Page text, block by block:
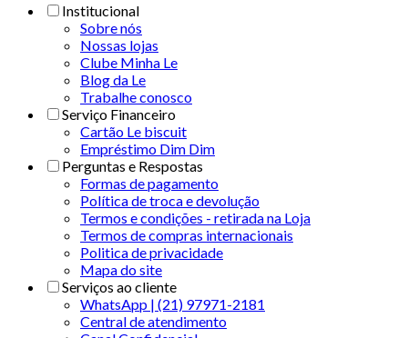
Institucional
Sobre nós
Nossas lojas
Clube Minha Le
Blog da Le
Trabalhe conosco
Serviço Financeiro
Cartão Le biscuit
Empréstimo Dim Dim
Perguntas e Respostas
Formas de pagamento
Política de troca e devolução
Termos e condições - retirada na Loja
Termos de compras internacionais
Politica de privacidade
Mapa do site
Serviços ao cliente
WhatsApp | (21) 97971-2181
Central de atendimento